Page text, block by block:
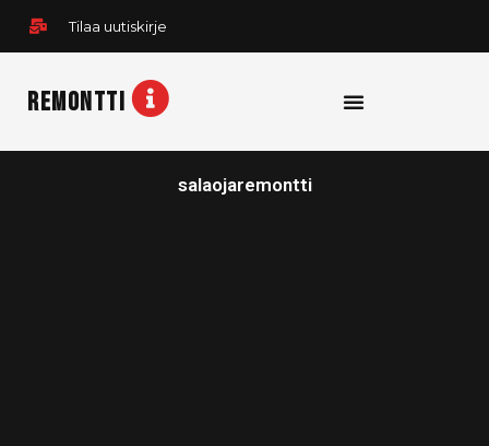
Siirry
Tilaa uutiskirje
REMONTTI
salaojaremontti